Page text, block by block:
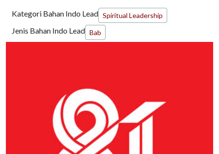
Kategori Bahan Indo Lead Spiritual Leadership
Jenis Bahan Indo Lead Bab